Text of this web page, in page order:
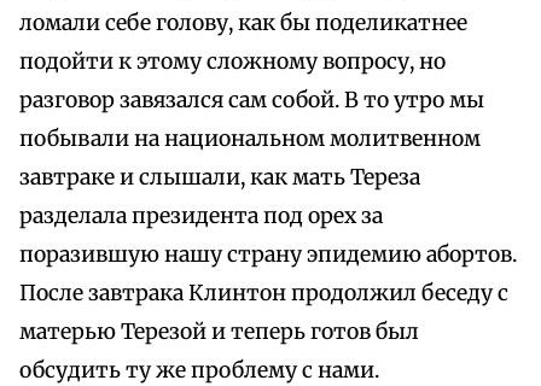
ломали себе голову, как бы поделикатнее
подойти к этому сложному вопросу, но
разговор завязался сам собой. В то утро мы
побывали на национальном молитвенном
завтраке и слышали, как мать Тереза
разделала президента под орех за
поразившую нашу страну эпидемию абортов.
После завтрака Клинтон продолжил беседу с
матерью Терезой и теперь готов был
обсудить ту же проблему с нами.